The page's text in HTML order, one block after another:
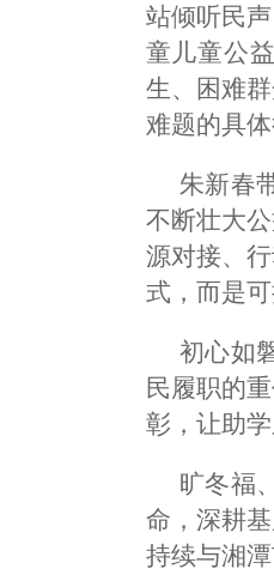
站倾听民
童儿童公
生、困难
难题的具
朱新春
不断壮大
源对接、
式，而是
初心如
民履职的
彰，让助
旷冬福
命，深耕
持续与湘